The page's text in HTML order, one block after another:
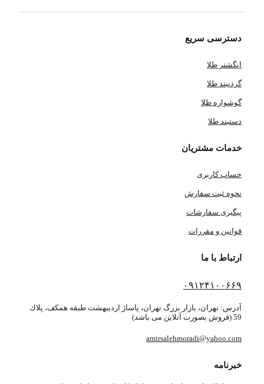
دسترسی سریع
انگشتر طلا
گردنبند طلا
گوشواره طلا
دستبند طلا
خدمات مشتریان
حساب کاربری
نحوه ثبت سفارش
پیگیری سفارشات
قوانین و مقررات
ارتباط با ما
۰۹۱۲۴۱۰۰۶۶۹
آدرس: تهران، بازار بزرگ تهران، پاساژ ارديبهشت طبقه همكف، پلاك
59 (فروش بصورت آنلاین می باشد)
amirsalehmoradi@yahoo.com
خبرنامه